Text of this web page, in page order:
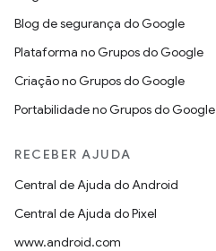
Blog de segurança do Google
Plataforma no Grupos do Google
Criação no Grupos do Google
Portabilidade no Grupos do Google
RECEBER AJUDA
Central de Ajuda do Android
Central de Ajuda do Pixel
www.android.com